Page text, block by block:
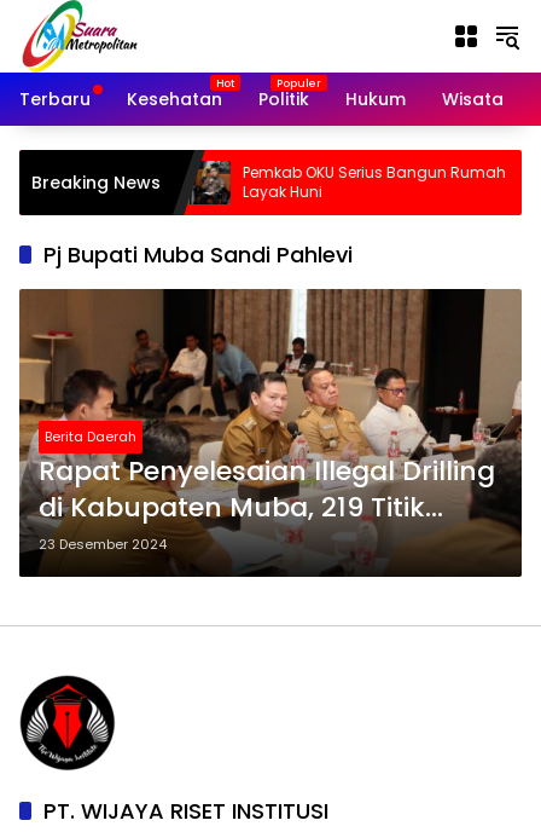
Langsung
konten
Terbaru
Kesehatan Politik Hukum Wisata
Breaking News
Polri Palsu,
Lokasi di
Pemkab OKU Serius Bangun Rumah
Layak Huni
Pj Bupati Muba Sandi Pahlevi
Berita Daerah
Rapat Penyelesaian Illegal Drilling
di Kabupaten Muba, 219 Titik
Sumur Minyak di Area Lahan HGU
PT Hindoli
23 Desember 2024
PT. WIJAYA RISET INSTITUSI